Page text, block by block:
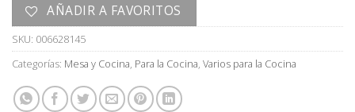
AÑADIR A FAVORITOS
SKU: 006628145
Categorías: Mesa y Cocina, Para la Cocina, Varios para la Cocina